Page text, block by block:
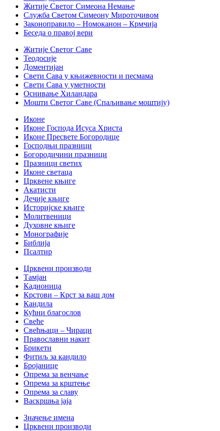
Житије Светог Симеона Немање
Служба Светом Симеону Мироточивом
Законоправило – Номоканон – Крмчија
Беседа о правој вери
Житије Светог Саве
Теодосије
Доментијан
Свети Сава у књижевности и песмама
Свети Сава у уметности
Оснивање Хиландара
Мошти Светог Саве (Спаљивање моштију)
Иконе
Иконе Господа Исуса Христа
Иконе Пресвете Богородице
Господњи празници
Богородичини празници
Празници светих
Иконе светаца
Црквене књиге
Акатисти
Дечије књиге
Историјске књиге
Молитвеници
Духовне књиге
Монографије
Библија
Псалтир
Црквени производи
Тамјан
Кадионица
Крстови – Крст за ваш дом
Кандила
Кућни благослов
Свеће
Свећњаци – Чираци
Православни накит
Брикети
Фитиљ за кандило
Бројанице
Опрема за венчање
Опрема за крштење
Опрема за славу
Васкршња јаја
Значење имена
Црквени производи